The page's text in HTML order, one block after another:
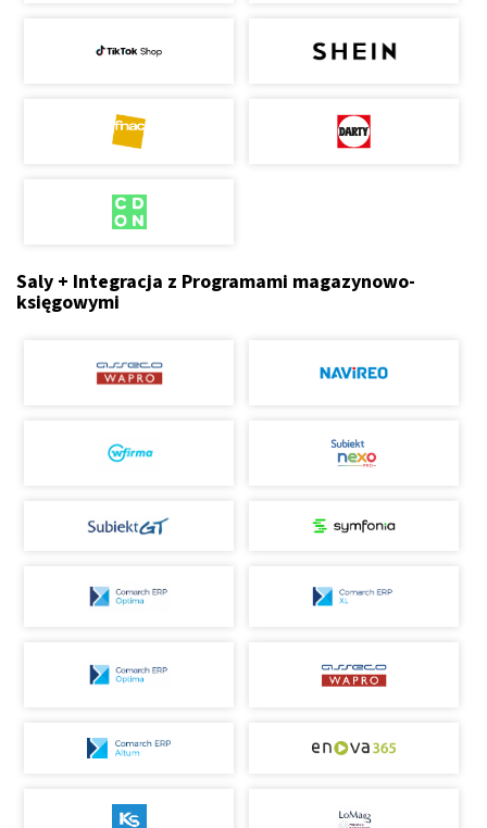
Saly + Integracja z Programami magazynowo-
księgowymi